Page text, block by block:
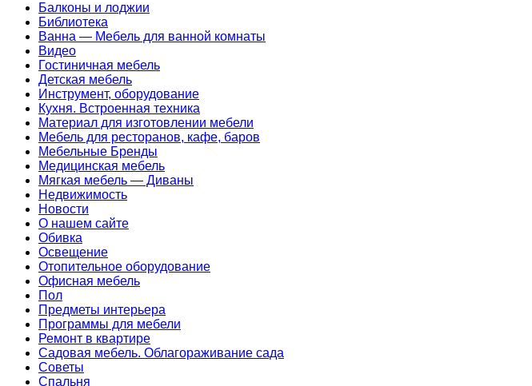
Балконы и лоджии
Библиотека
Ванна — Мебель для ванной комнаты
Видео
Гостиничная мебель
Детская мебель
Инструмент, оборудование
Кухня. Встроенная техника
Материал для изготовлении мебели
Мебель для ресторанов, кафе, баров
Мебельные Бренды
Медицинская мебель
Мягкая мебель — Диваны
Недвижимость
Новости
О нашем сайте
Обивка
Освещение
Отопительное оборудование
Офисная мебель
Пол
Предметы интерьера
Программы для мебели
Ремонт в квартире
Садовая мебель. Облагораживание сада
Советы
Спальня